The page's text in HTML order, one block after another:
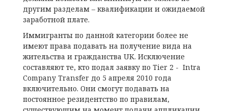
другим разделам – квалификации и ожидаемой
заработной плате.
Иммигранты по данной категории более не
имеют права подавать на получение вида на
жительства и гражданства UK. Исключение
составляют те, кто подал заявку по Tier 2 - Intra
Company Transfer до 5 апреля 2010 года
включительно. Они смогут подавать на
постоянное резидентство по правилам,